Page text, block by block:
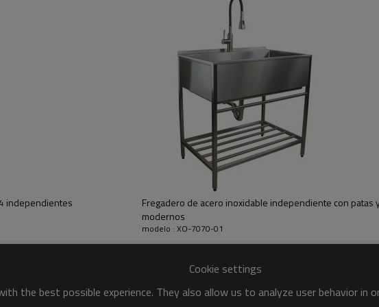
Acerca de este artículo
derecha para ajustar la temperatura
cestas de drenaje, tuberías de
2·Durabilidad: El acero inoxidable
entornos húmedos y aceitosos
3·Diseño inteligente: El deflector
fregadero. Su diseño curvo es
altura para mantener la nivelación.
4·Fácil de limpiar: el acero
sea fácil de limpiar y mantener.
independientes
Fregadero de acero inoxidable independiente con patas
modernos
modelo : XO-7070-01
Cookie settings
the best possible experience. They also allow us to analyze user behavior